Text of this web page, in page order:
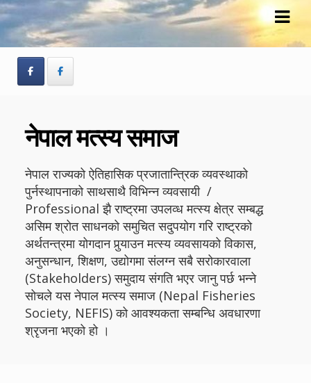
Skip
to
navigation
Skip
to
content
नेपाल मत्स्य समाज
नेपाल राज्यको ऐतिहासिक प्रजातान्त्रिक व्यवस्थाको
पुर्नस्थापनाको साथसाथै विभिन्न व्यवसायी /
Professional झै राष्ट्रमा उपलव्ध मत्स्य क्षेत्र सम्बद्ध
असिम श्रोत साधनको समुचित सदुपयोग गरि राष्ट्रको
अर्थतन्त्रमा योगदान पुर्‍याउन मत्स्य व्यवसायको विकास,
अनुसन्धान, शिक्षण, उद्योगमा संलग्न सबै सरोकारवाला
(Stakeholders) समुदाय संगति भएर जानु पर्छ भन्ने
सोचले यस नेपाल मत्स्य समाज (Nepal Fisheries
Society, NEFIS) को आवश्यकता सम्बन्धि अवधारणा
श्रृजना भएको हो ।